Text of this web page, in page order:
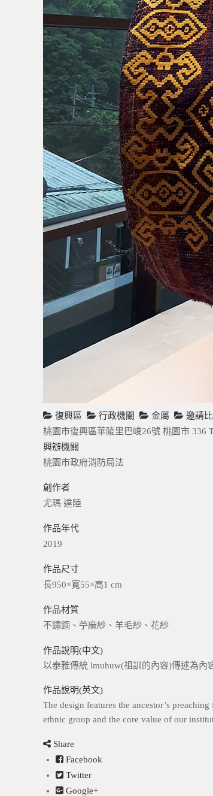
復興區 行政機關 金屬
邀請
桃園市復興區華陵里巴峻26號 桃園市 336
興辦機關
桃園市政府消防局法
創作者
尤瑪 達陸
作品年代
2019
作品尺寸
長950×寬55×高1 cm
作品材質
不鏽鋼、苧麻紗、羊毛紗、花紗
作品說明(中文)
以泰雅傳統 lmuhuw(祖訓的內容)傳述為內
作品說明(英文)
The design features the ancestor’s
ethnic group and the core value of our
Share
Facebook
Twitter
Google+